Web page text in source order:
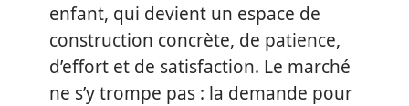
enfant, qui devient un espace de
construction concrète, de patience,
d’effort et de satisfaction. Le marché
ne s’y trompe pas : la demande pour